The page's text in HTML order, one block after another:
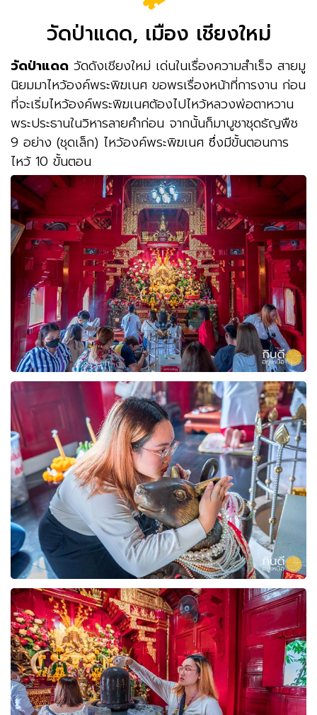
วัดป่าแดด, เมือง เชียงใหม่
วัดป่าแดด วัดดังเชียงใหม่ เด่นในเรื่องความสำเร็จ สายมู
นิยมมาไหว้องค์พระพิฆเนศ ขอพรเรื่องหน้าที่การงาน ก่อน
ที่จะเริ่มไหว้องค์พระพิฆเนศต้องไปไหว้หลวงพ่อตาหวาน
พระประธานในวิหารลายคำก่อน จากนั้นก็มาบูชาชุดธัญพืช
9 อย่าง (ชุดเล็ก) ไหว้องค์พระพิฆเนศ ซึ่งมีขั้นตอนการ
ไหว้ 10 ขั้นตอน